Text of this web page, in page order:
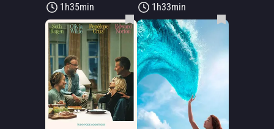
1h35min
1h33min